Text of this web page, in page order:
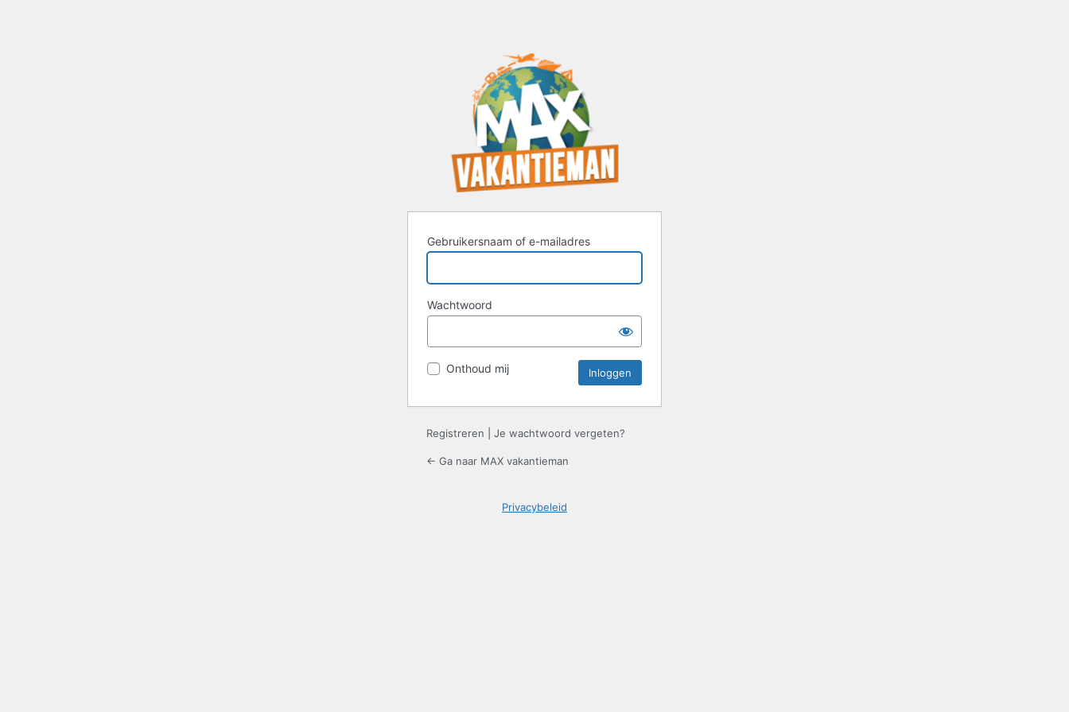
Gebruikersnaam of e-mailadres
Wachtwoord
Onthoud mij
Registreren Je wachtwoord vergeten?
← Ga naar MAX vakantieman
Privacybeleid